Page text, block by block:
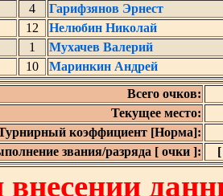
4
Гарифзянов Эрнест
12
Нелюбин Николай
1
Мухачев Валерий
10
Маринкин Андрей
Всего очков:
Текущее место:
коэффициент [Норма]:
звания/разряда [ очки ]: